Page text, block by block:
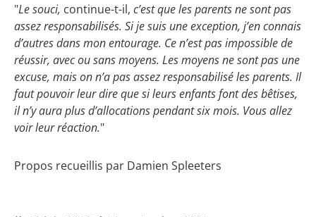
"Le souci, continue-t-il, c’est que les parents ne sont pas
assez responsabilisés. Si je suis une exception, j’en connais
d’autres dans mon entourage. Ce n’est pas impossible de
réussir, avec ou sans moyens. Les moyens ne sont pas une
excuse, mais on n’a pas assez responsabilisé les parents. Il
faut pouvoir leur dire que si leurs enfants font des bêtises,
il n’y aura plus d’allocations pendant six mois. Vous allez
voir leur réaction."
Propos recueillis par Damien Spleeters